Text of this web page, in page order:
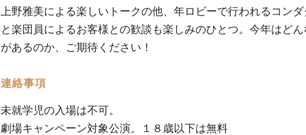
上野雅美による楽しいトークの他、年ロビーで行われるコン
と楽団員によるお客様との歓談も楽しみのひとつ。今年はど
があるのか、ご期待ください！
連絡事項
未就学児の入場は不可。
劇場キャンペーン対象公演。１８歳以下は無料